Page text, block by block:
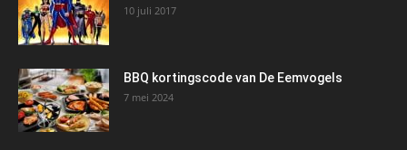
10 juli 2017
BBQ kortingscode van De Eemvogels
7 mei 2024